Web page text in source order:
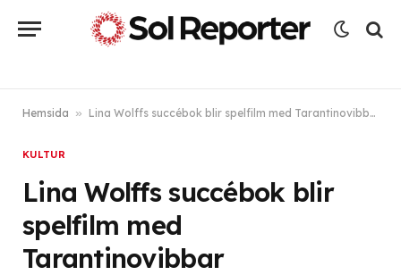
Hemsida » Lina Wolffs succébok blir spelfilm med Tarantinovibbar
KULTUR
Lina Wolffs succébok blir
spelfilm med
Tarantinovibbar